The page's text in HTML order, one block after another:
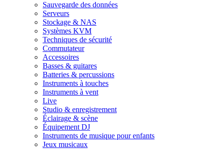
Sauvegarde des données
Serveurs
Stockage & NAS
Systèmes KVM
Techniques de sécurité
Commutateur
Accessoires
Basses & guitares
Batteries & percussions
Instruments à touches
Instruments à vent
Live
Studio & enregistrement
Éclairage & scène
Équipement DJ
Instruments de musique pour enfants
Jeux musicaux